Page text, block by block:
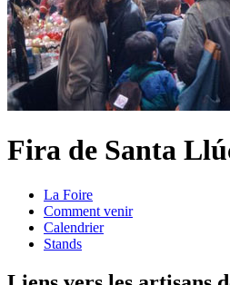
Fira de Santa
La Foire
Comment venir
Calendrier
Stands